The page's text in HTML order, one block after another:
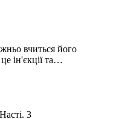
вчиться його
ін'єкції та…